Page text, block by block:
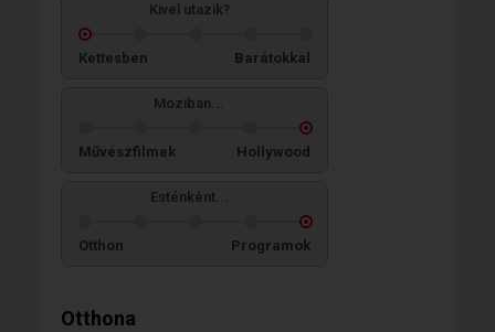
Kivel utazik?
Kettesben Barátokkal
Moziban...
Művészfilmek Hollywood
Esténként...
Otthon Programok
Otthona